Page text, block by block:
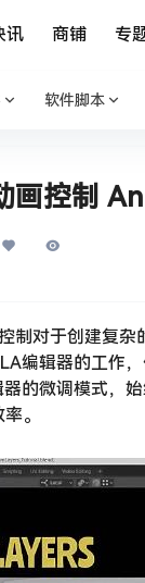
讯 商铺 专
软件脚本
画控制
制对于创建复
编辑器的工作
的微调模式，
。